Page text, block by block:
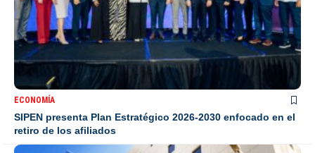
ECONOMÍA
SIPEN presenta Plan Estratégico 2026-2030 enfocado en el
retiro de los afiliados